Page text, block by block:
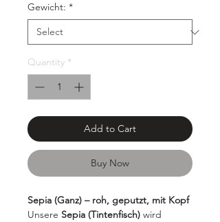
Gewicht: *
Quantity *
Add to Cart
Buy Now
Sepia (Ganz) – roh, geputzt, mit Kopf
Unsere Sepia (Tintenfisch) wird